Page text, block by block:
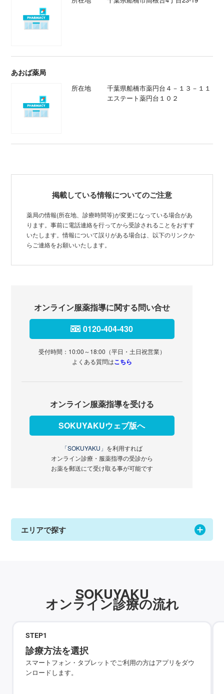
あおば薬局
所在地
千葉県船橋市薬円台４－１３－１１
エステート薬円台１０２
掲載している情報についてのご注意
薬局の情報(所在地、診療時間等)が変更になっている場合があ
ります。事前に電話連絡を行ってから受診されることをおすす
いたします。情報について誤りがある場合は、以下のリンクか
らご連絡をお願いいたします。
オンライン服薬指導に関する問い合せ
0120-404-430
受付時間：10:00～18:00（平日・土日祝営業）
よくある質問はこちら
オンライン服薬指導を受ける
SOKUYAKUウェブ版へ
「SOKUYAKU」 を利用すれば
オンライン診療・服薬指導の受診から
お薬を郵送にて受け取る事が可能です
エリアで探す
SOKUYAKU
オンライン診療の流れ
STEP1
診療方法を選択
スマートフォン・タブレットでご利用の方はアプリをダウ
ンロードします。